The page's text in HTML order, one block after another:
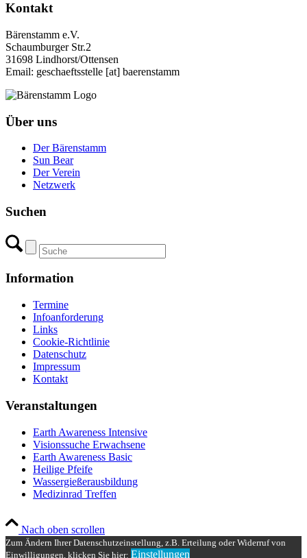
Kontakt
Bärenstamm e.V.
Schaumburger Str.2
31698 Lindhorst/Ottensen
Email: geschaeftsstelle [at] baerenstamm
Über uns
Der Bärenstamm
Sun Bear
Der Verein
Netzwerk
Suchen
Information
Termine
Infoanforderung
Links
Cookie-Richtlinie
Datenschutz
Impressum
Kontakt
Veranstaltungen
Earth Awareness Intensive
Visionssuche Erwachsene
Earth Awareness Basic
Heilige Pfeife
Wassergießerausbildung
Medizinrad Treffen
Nach oben scrollen
Zum Ändern Ihrer Datenschutzeinstellung, z.B. Erteilung oder Widerruf von
Einwilligungen, klicken Sie hier: Einstellungen